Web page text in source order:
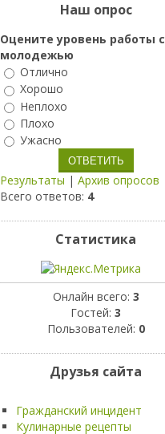
Наш опрос
Оцените уровень работы с
молодежью
Отлично
Хорошо
Неплохо
Плохо
Ужасно
Результаты | Архив опросов
Всего ответов: 4
Статистика
Онлайн всего: 3
Гостей: 3
Пользователей: 0
Друзья сайта
Гражданский инцидент
Кулинарные рецепты